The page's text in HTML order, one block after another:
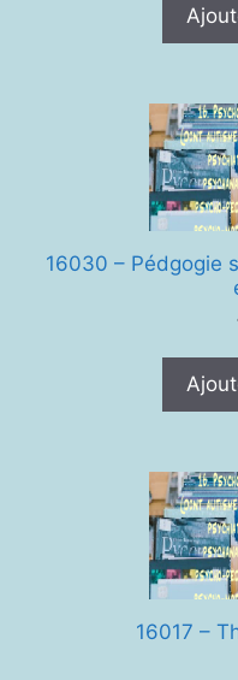
16030 – Pédgogie
16017 –